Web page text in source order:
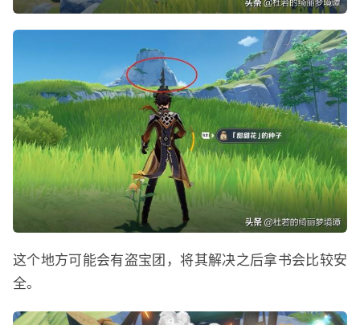
这个地方可能会有盗宝团，将其解决之后拿书会比较安
全。